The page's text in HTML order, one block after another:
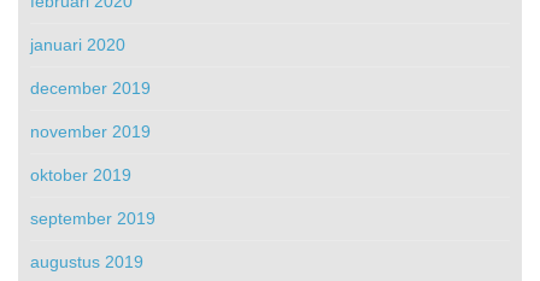
januari 2020
december 2019
november 2019
oktober 2019
september 2019
augustus 2019